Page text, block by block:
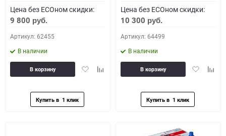
Цена без ECOном скидки:
9 800 руб.
Артикул: 62455
В наличии
ДобавитьДобавить
В корзину
Цена без ECOном скидки:
10 300 руб.
Артикул: 64499
В наличии
Добавить
В корзину